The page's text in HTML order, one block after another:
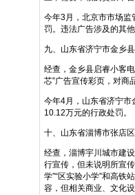
今年3月，北京市市场监
罚。违法广告涉及的其
九、山东省济宁市金乡
经查，金乡县启睿小客
芯”广告宣传彩页，对商
今年4月，山东省济宁市
10.12万元的行政处罚。
十、山东省淄博市张店
经查，淄博宇川城市建
行宣传，但未说明所宣
学”“区实验小学”和高铁
容，但相关商业、文化